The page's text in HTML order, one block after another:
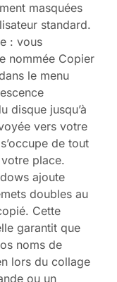
masquées
standard.
: vous
nommée Copier
le menu
disque jusqu’à
vers votre
de tout
place.
ajoute
doubles au
Cette
garantit que
noms de
lors du collage
ou un